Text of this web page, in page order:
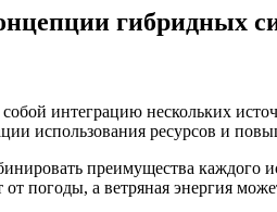
гибридных
интеграцию нескольких
использования ресурсов и
преимущества
погоды, а ветряная энергия